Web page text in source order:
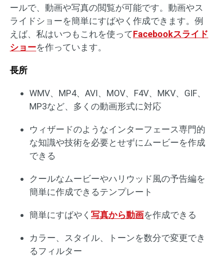
ールで、動画や写真の閲覧が可能です。動画やス
ライドショーを簡単にすばやく作成できます。例
えば、私はいつもこれを使ってFacebookスライド
ショーを作っています。
長所
WMV、MP4、AVI、MOV、F4V、MKV、GIF、
MP3など、多くの動画形式に対応
ウィザードのようなインターフェース専門的
な知識や技術を必要とせずにムービーを作成
できる
クールなムービーやハリウッド風の予告編を
簡単に作成できるテンプレート
簡単にすばやく 写真から動画を作成できる
カラー、スタイル、トーンを数分で変更でき
るフィルター